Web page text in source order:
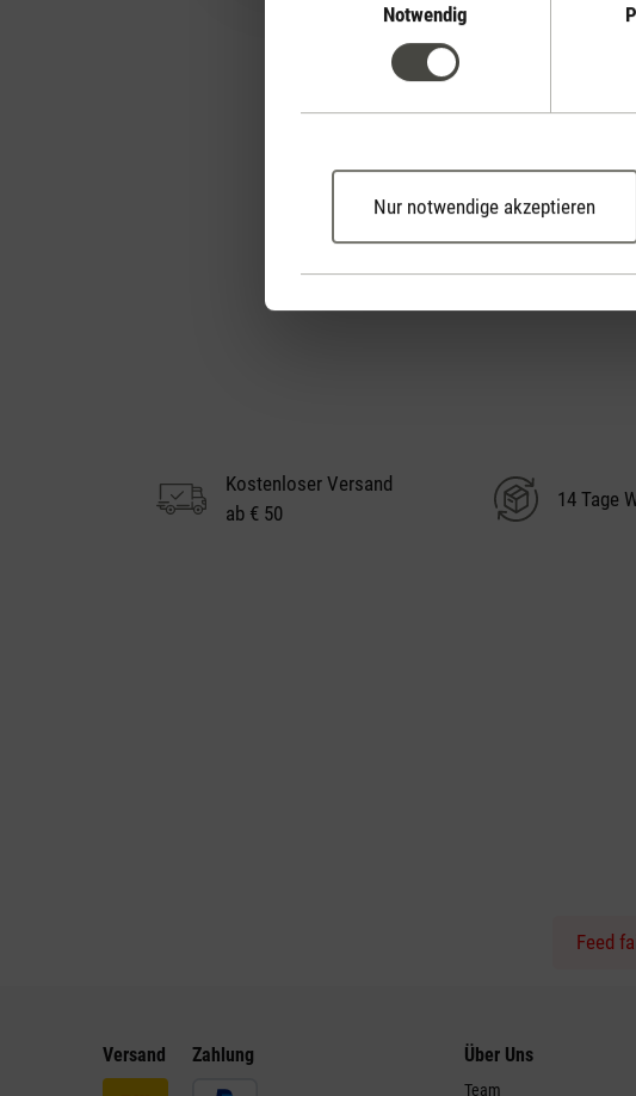
Notwendig
Nur notwendige akzeptieren
Kostenloser Versand
ab € 50
14 Tage
Feed
Versand Zahlung Über Uns
Team